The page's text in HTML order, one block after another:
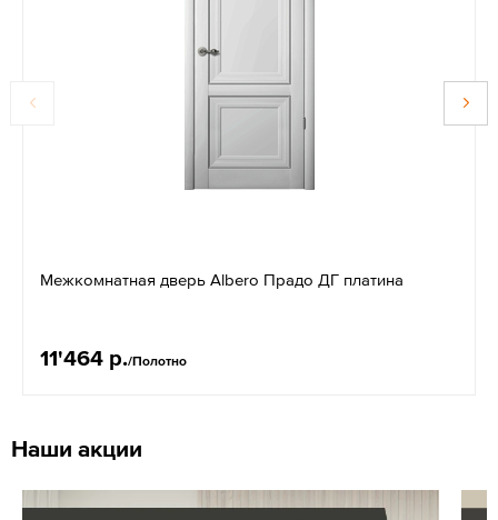
Межкомнатная дверь Albero Прадо ДГ платина
11'464 р./Полотно
Наши акции